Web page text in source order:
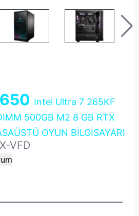
Intel Ultra 7 265KF
500GB M2 8 GB RTX
OYUN BİLGİSAYARI
VFD